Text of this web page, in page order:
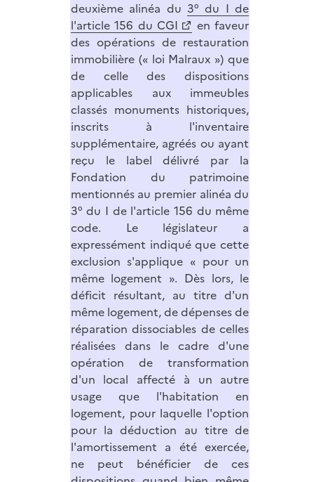
deuxième alinéa du 3° du I de
l'article 156 du CGI
en faveur
des opérations de restauration
immobilière (« loi Malraux ») que
de celle des dispositions
applicables aux immeubles
classés monuments historiques,
inscrits à l'inventaire
supplémentaire, agréés ou ayant
reçu le label délivré par la
Fondation du patrimoine
mentionnés au premier alinéa du
3° du I de l'article 156 du même
code. Le législateur a
expressément indiqué que cette
exclusion s'applique « pour un
même logement ». Dès lors, le
déficit résultant, au titre d'un
même logement, de dépenses de
réparation dissociables de celles
réalisées dans le cadre d'une
opération de transformation
d'un local affecté à un autre
usage que l'habitation en
logement, pour laquelle l'option
pour la déduction au titre de
l'amortissement a été exercée,
ne peut bénéficier de ces